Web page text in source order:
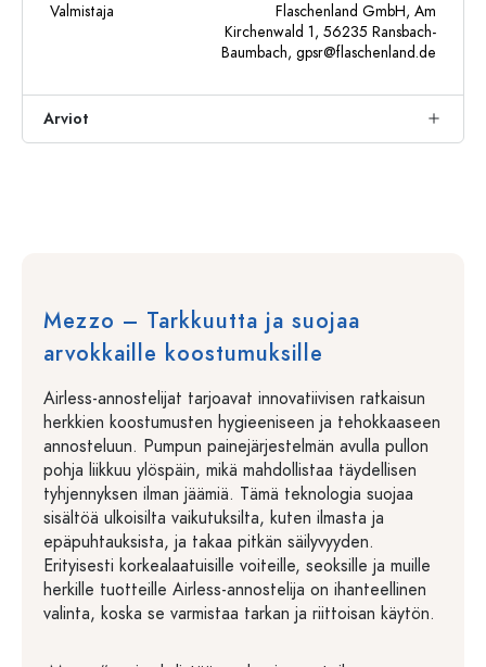
Valmistaja
Flaschenland GmbH, Am
Kirchenwald 1, 56235 Ransbach-
Baumbach, gpsr@flaschenland.de
Arviot
Mezzo – Tarkkuutta ja suojaa
arvokkaille koostumuksille
Airless-annostelijat tarjoavat innovatiivisen ratkaisun
herkkien koostumusten hygieeniseen ja tehokkaaseen
annosteluun. Pumpun painejärjestelmän avulla pullon
pohja liikkuu ylöspäin, mikä mahdollistaa täydellisen
tyhjennyksen ilman jäämiä. Tämä teknologia suojaa
sisältöä ulkoisilta vaikutuksilta, kuten ilmasta ja
epäpuhtauksista, ja takaa pitkän säilyvyyden.
Erityisesti korkealaatuisille voiteille, seoksille ja muille
herkille tuotteille Airless-annostelija on ihanteellinen
valinta, koska se varmistaa tarkan ja riittoisan käytön.